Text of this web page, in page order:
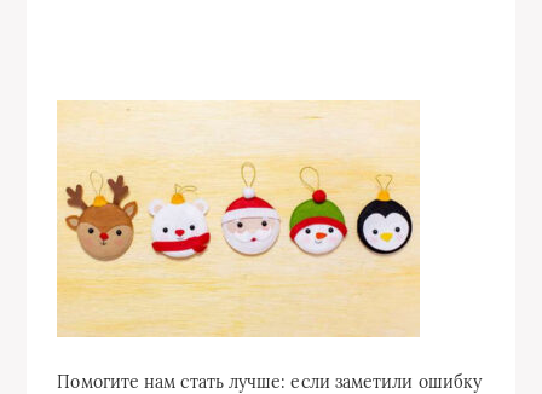
Помогите нам стать лучше: если заметили ошибку